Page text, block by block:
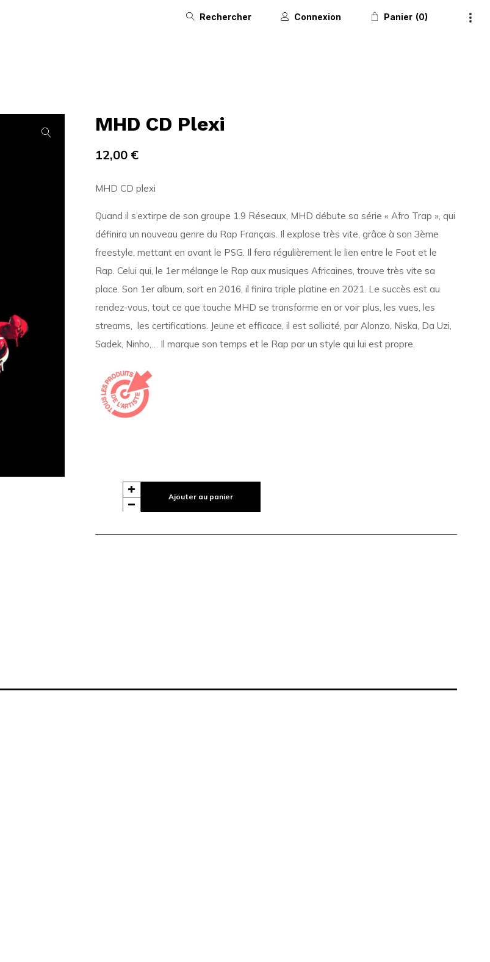
Rechercher Connexion Panier 0
MHD CD Plexi
12,00 €
MHD CD plexi
Quand il s’extirpe de son groupe 1.9 Réseaux, MHD débute sa série « Afro Trap », qui
définira un nouveau genre du Rap Français. Il explose très vite, grâce à son 3ème
freestyle, mettant en avant le PSG. Il fera régulièrement le lien entre le Foot et le
Rap. Celui qui, le 1er mélange le Rap aux musiques Africaines, trouve très vite sa
place. Son 1er album, sort en 2016, il finira triple platine en 2021. Le succès est au
rendez-vous, tout ce que touche MHD se transforme en or voir plus, les vues, les
streams, les certifications. Jeune et efficace, il est sollicité, par Alonzo, Niska, Da Uzi,
Sadek, Ninho,… Il marque son temps et le Rap par un style qui lui est propre.
Ajouter au panier